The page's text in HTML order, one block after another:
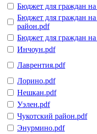
Бюджет для граждан
Бюджет для граждан
район.pdf
Бюджет для граждан
Инчоун.pdf
Лаврентия.pdf
Лорино.pdf
Нешкан.pdf
Уэлен.pdf
Чукотский район.pdf
Энурмино.pdf